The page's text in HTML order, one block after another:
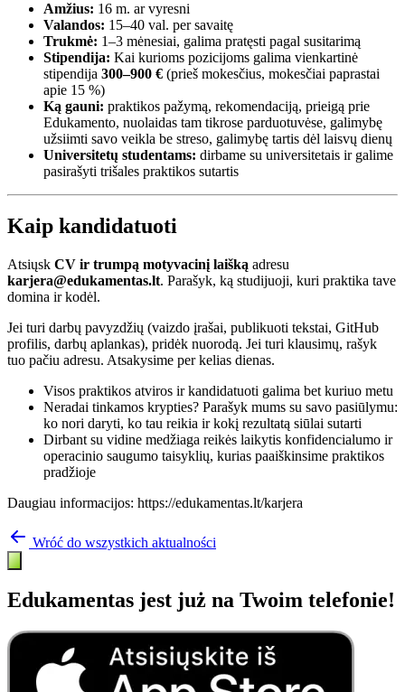
Amžius: 16 m. ar vyresni
Valandos: 15–40 val. per savaitę
Trukmė: 1–3 mėnesiai, galima pratęsti pagal susitarimą
Stipendija: Kai kurioms pozicijoms galima vienkartinė
stipendija 300–900 € (prieš mokesčius, mokesčiai paprastai
apie 15 %)
Ką gauni: praktikos pažymą, rekomendaciją, prieigą prie
Edukamento, nuolaidas tam tikrose parduotuvėse, galimybę
užsiimti savo veikla be streso, galimybę tartis dėl laisvų dienų
Universitetų studentams: dirbame su universitetais ir galime
pasirašyti trišales praktikos sutartis
Kaip kandidatuoti
Atsiųsk CV ir trumpą motyvacinį laišką adresu
karjera@edukamentas.lt. Parašyk, ką studijuoji, kuri praktika tave
domina ir kodėl.
Jei turi darbų pavyzdžių (vaizdo įrašai, publikuoti tekstai, GitHub
profilis, darbų aplankas), pridėk nuorodą. Jei turi klausimų, rašyk
tuo pačiu adresu. Atsakysime per kelias dienas.
Visos praktikos atviros ir kandidatuoti galima bet kuriuo metu
Neradai tinkamos krypties? Parašyk mums su savo pasiūlymu:
ko nori daryti, ko tau reikia ir kokį rezultatą siūlai sutarti
Dirbant su vidine medžiaga reikės laikytis konfidencialumo ir
operacinio saugumo taisyklių, kurias paaiškinsime praktikos
pradžioje
Daugiau informacijos: https://edukamentas.lt/karjera
Wróć do wszystkich aktualności
Edukamentas jest już na Twoim telefonie!